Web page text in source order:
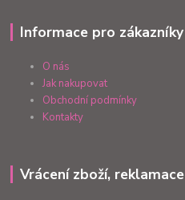
Informace pro zákazníky
O nás
Jak nakupovat
Obchodní podmínky
Kontakty
Vrácení zboží, reklamace